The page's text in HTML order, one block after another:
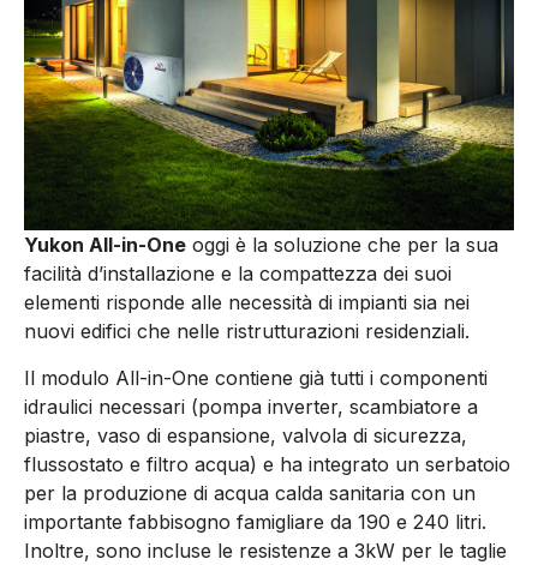
Yukon All-in-One oggi è la soluzione che per la sua
facilità d’installazione e la compattezza dei suoi
elementi risponde alle necessità di impianti sia nei
nuovi edifici che nelle ristrutturazioni residenziali.
Il modulo All-in-One contiene già tutti i componenti
idraulici necessari (pompa inverter, scambiatore a
piastre, vaso di espansione, valvola di sicurezza,
flussostato e filtro acqua) e ha integrato un serbatoio
per la produzione di acqua calda sanitaria con un
importante fabbisogno famigliare da 190 e 240 litri.
Inoltre, sono incluse le resistenze a 3kW per le taglie